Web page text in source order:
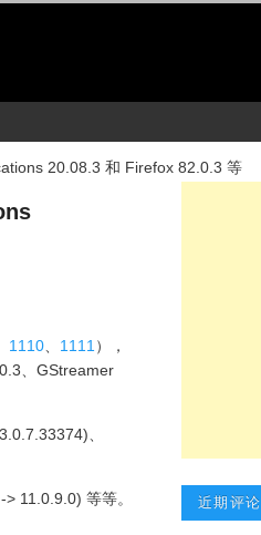
20.08.3 和 Firefox 82.0.3 等
1110、 1111），
、GStreamer
、
11.0.9.0) 等等。 近期评论